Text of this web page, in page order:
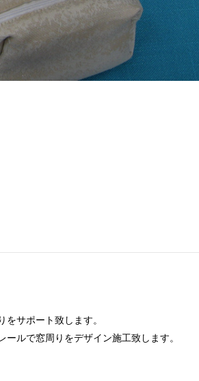
サポート致します。
ルで窓周りをデザイン施工致します。